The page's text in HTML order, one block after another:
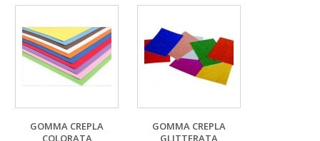
GOMMA CREPLA
COLORATA
GOMMA CREPLA
GLITTERATA